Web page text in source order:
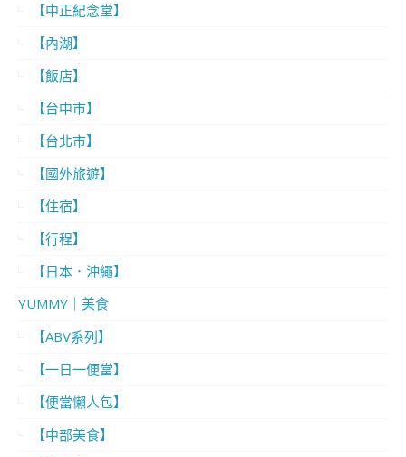
【中正紀念堂】
【內湖】
【飯店】
【台中市】
【台北市】
【國外旅遊】
【住宿】
【行程】
【日本．沖繩】
YUMMY｜美食
【ABV系列】
【一日一便當】
【便當懶人包】
【中部美食】